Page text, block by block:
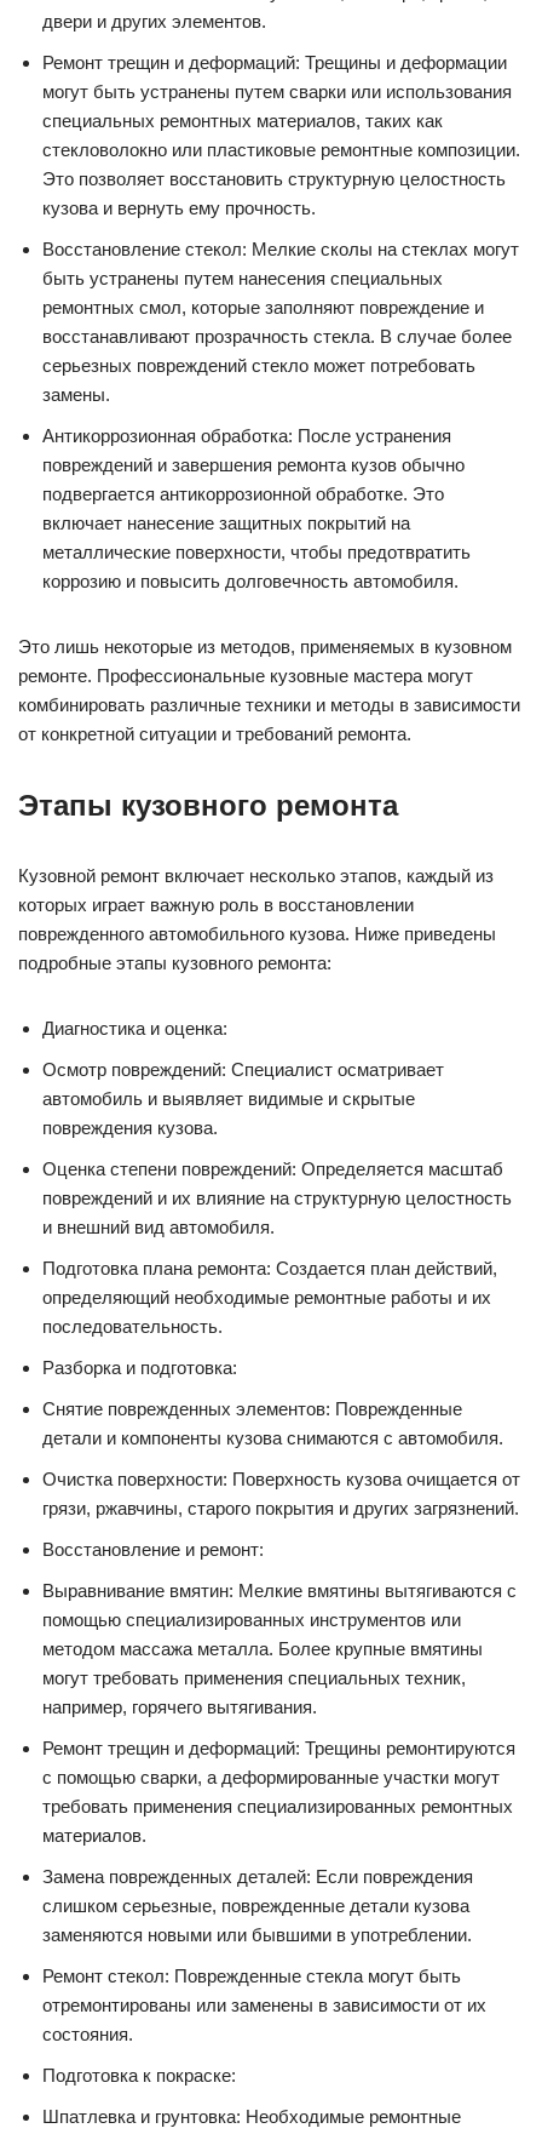
двери и других элементов.
Ремонт трещин и деформаций: Трещины и деформации
могут быть устранены путем сварки или использования
специальных ремонтных материалов, таких как
стекловолокно или пластиковые ремонтные композиции.
Это позволяет восстановить структурную целостность
кузова и вернуть ему прочность.
Восстановление стекол: Мелкие сколы на стеклах могут
быть устранены путем нанесения специальных
ремонтных смол, которые заполняют повреждение и
восстанавливают прозрачность стекла. В случае более
серьезных повреждений стекло может потребовать
замены.
Антикоррозионная обработка: После устранения
повреждений и завершения ремонта кузов обычно
подвергается антикоррозионной обработке. Это
включает нанесение защитных покрытий на
металлические поверхности, чтобы предотвратить
коррозию и повысить долговечность автомобиля.
Это лишь некоторые из методов, применяемых в кузовном
ремонте. Профессиональные кузовные мастера могут
комбинировать различные техники и методы в зависимости
от конкретной ситуации и требований ремонта.
Этапы кузовного ремонта
Кузовной ремонт включает несколько этапов, каждый из
которых играет важную роль в восстановлении
поврежденного автомобильного кузова. Ниже приведены
подробные этапы кузовного ремонта:
Диагностика и оценка:
Осмотр повреждений: Специалист осматривает
автомобиль и выявляет видимые и скрытые
повреждения кузова.
Оценка степени повреждений: Определяется масштаб
повреждений и их влияние на структурную целостность
и внешний вид автомобиля.
Подготовка плана ремонта: Создается план действий,
определяющий необходимые ремонтные работы и их
последовательность.
Разборка и подготовка:
Снятие поврежденных элементов: Поврежденные
детали и компоненты кузова снимаются с автомобиля.
Очистка поверхности: Поверхность кузова очищается от
грязи, ржавчины, старого покрытия и других загрязнений.
Восстановление и ремонт:
Выравнивание вмятин: Мелкие вмятины вытягиваются с
помощью специализированных инструментов или
методом массажа металла. Более крупные вмятины
могут требовать применения специальных техник,
например, горячего вытягивания.
Ремонт трещин и деформаций: Трещины ремонтируются
с помощью сварки, а деформированные участки могут
требовать применения специализированных ремонтных
материалов.
Замена поврежденных деталей: Если повреждения
слишком серьезные, поврежденные детали кузова
заменяются новыми или бывшими в употреблении.
Ремонт стекол: Поврежденные стекла могут быть
отремонтированы или заменены в зависимости от их
состояния.
Подготовка к покраске:
Шпатлевка и грунтовка: Необходимые ремонтные